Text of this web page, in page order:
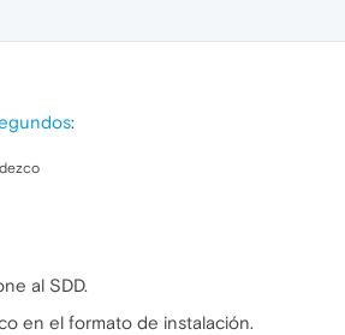
:
al SDD.
en el formato de instalación.